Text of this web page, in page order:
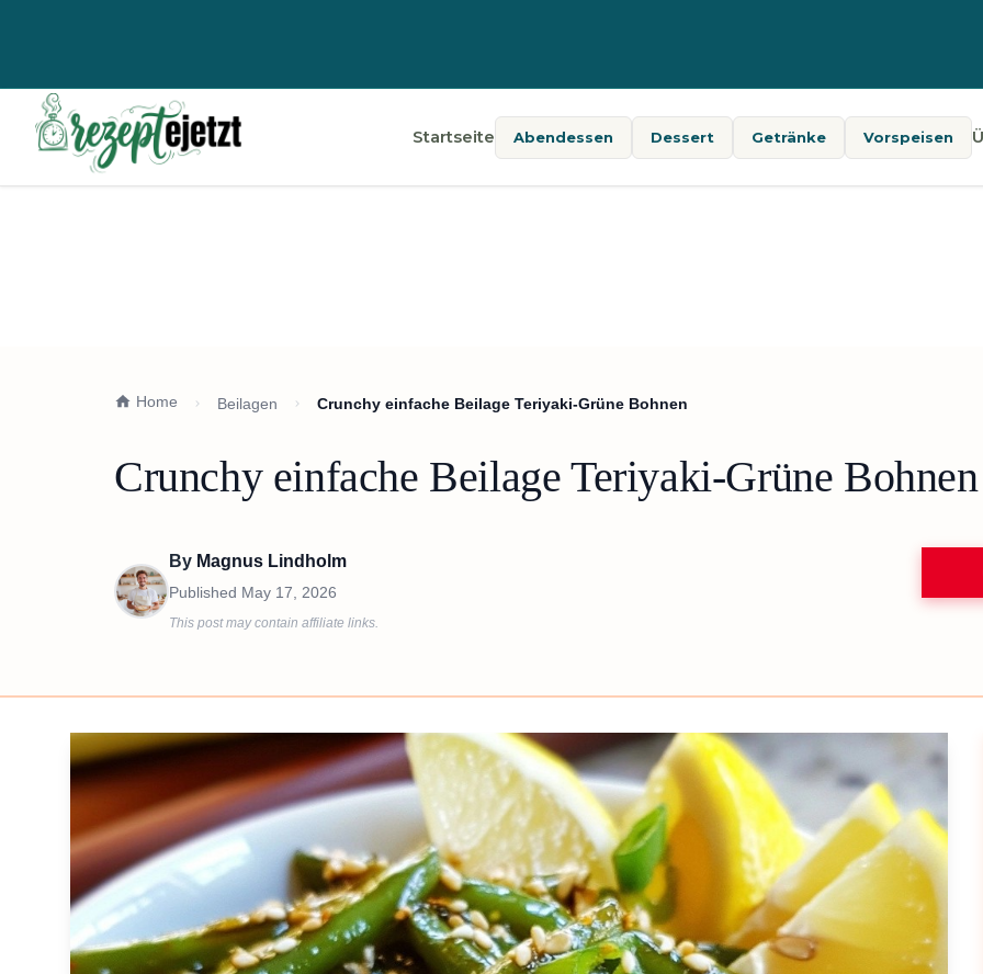
Startseite Abendessen Dessert Getränke Vorspeisen
Home Beilagen Crunchy einfache Beilage Teriyaki-Grüne Bohnen
Crunchy einfache Beilage Teriyaki-Grüne Bohnen
By Magnus Lindholm
Published May 17, 2026
This post may contain affiliate links.